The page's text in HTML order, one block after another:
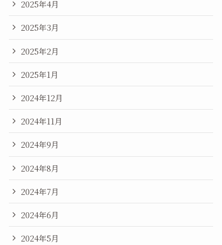
2025年4月
2025年3月
2025年2月
2025年1月
2024年12月
2024年11月
2024年9月
2024年8月
2024年7月
2024年6月
2024年5月